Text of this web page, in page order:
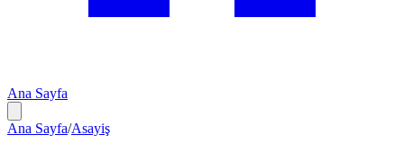
Ana Sayfa
Ana Sayfa/Asayiş